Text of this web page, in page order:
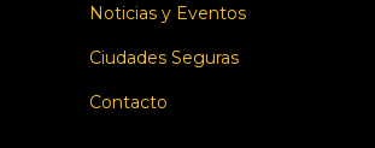
Noticias y Eventos
Ciudades Seguras
Contacto